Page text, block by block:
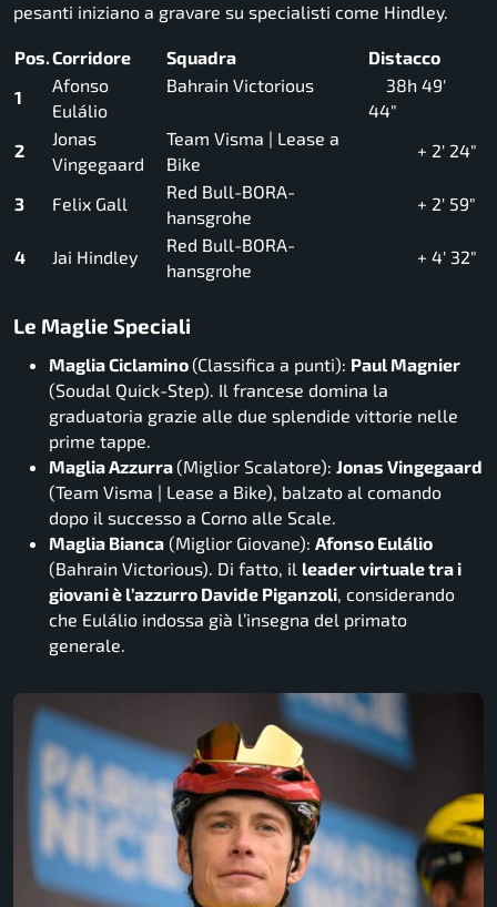
pesanti iniziano a gravare su specialisti come Hindley.
Pos.Corridore Squadra
Distacco
1
Afonso
Eulálio
Bahrain Victorious
38h 49′
44″
2
Jonas
Vingegaard
Team Visma | Lease a
Bike
+ 2′ 24″
3 Felix Gall
Red Bull-BORA-
hansgrohe
+ 2′ 59″
4 Jai Hindley
Red Bull-BORA-
hansgrohe
+ 4′ 32″
Le Maglie Speciali
Maglia Ciclamino(Classifica a punti): Paul Magnier
(Soudal Quick-Step). Il francese domina la
graduatoria grazie alle due splendide vittorie nelle
prime tappe.
Maglia Azzurra(Miglior Scalatore): Jonas Vingegaard
(Team Visma | Lease a Bike), balzato al comando
dopo il successo a Corno alle Scale.
Maglia Bianca (Miglior Giovane): Afonso Eulálio
(Bahrain Victorious). Di fatto, il leader virtuale tra i
giovani è l’azzurro Davide Piganzoli , considerando
che Eulálio indossa già l’insegna del primato
generale.